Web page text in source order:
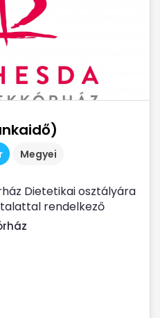
Megyei
Dietetikai osztályára
rendelkező